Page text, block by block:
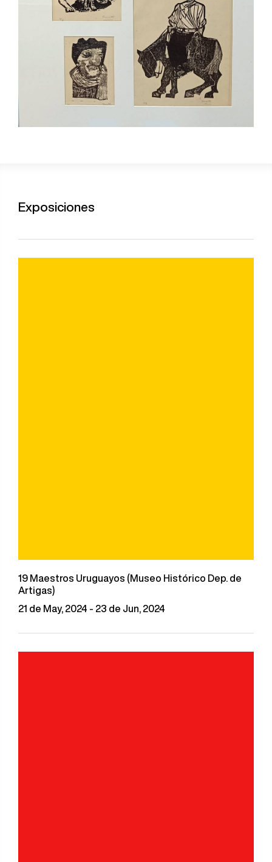
Exposiciones
19 Maestros Uruguayos (Museo Histórico Dep. de
Artigas)
21 de May, 2024 - 23 de Jun, 2024